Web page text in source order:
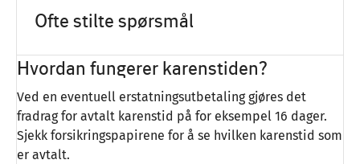
Ofte stilte spørsmål
Hvordan fungerer karenstiden?
Ved en eventuell erstatningsutbetaling gjøres det
fradrag for avtalt karenstid på for eksempel 16 dager.
Sjekk forsikringspapirene for å se hvilken karenstid som
er avtalt.